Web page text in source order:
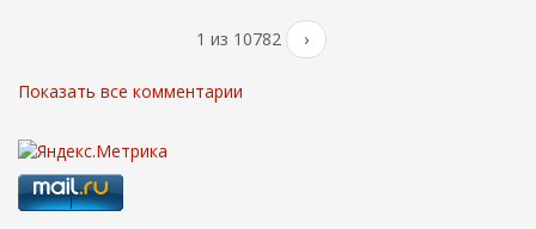
1 из 10782 ›
Показать все комментарии